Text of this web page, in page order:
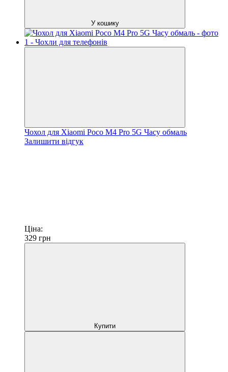
У кошику
Чохол для Xiaomi Poco M4 Pro 5G Часу обмаль
Залишити відгук
Ціна:
329 грн
Купити